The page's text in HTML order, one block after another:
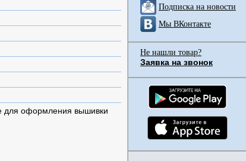
для оформления вышивки
Подписка на новости
Мы ВКонтакте
Не нашли товар?
Заявка на звонок